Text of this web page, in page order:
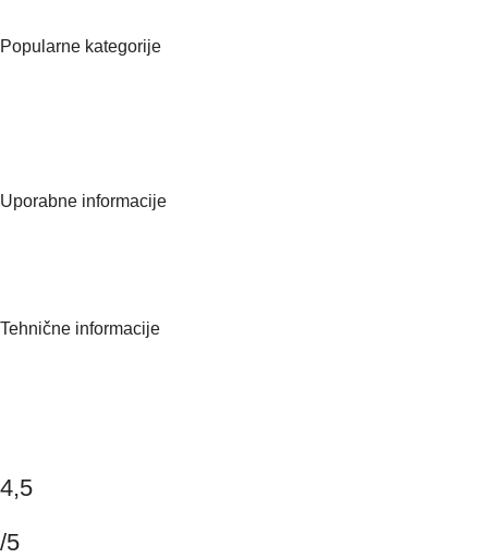
Popularne kategorije
Uporabne informacije
Tehnične informacije
4,5
/5